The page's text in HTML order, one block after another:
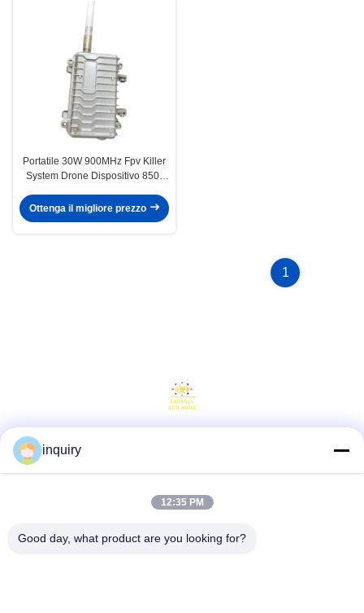
Portatile 30W 900MHz Fpv Killer
System Drone Dispositivo 850-
Ottenga il migliore prezzo
1
inquiry
12:35 PM
Good day, what product are you looking for?